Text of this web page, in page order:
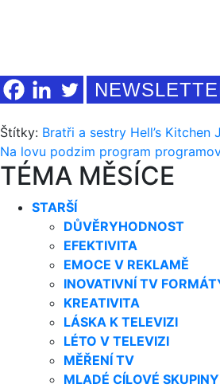
Štítky: Bratři a sestry Hell’s Kitchen
Na lovu podzim program
TÉMA MĚSÍCE
STARŠÍ
DŮVĚRYHODNOST
EFEKTIVITA
EMOCE V REKLAMĚ
INOVATIVNÍ TV
KREATIVITA
LÁSKA K TELEVIZI
LÉTO V TELEVIZI
MĚŘENÍ TV
MLADÉ CÍLOVÉ SKUPINY